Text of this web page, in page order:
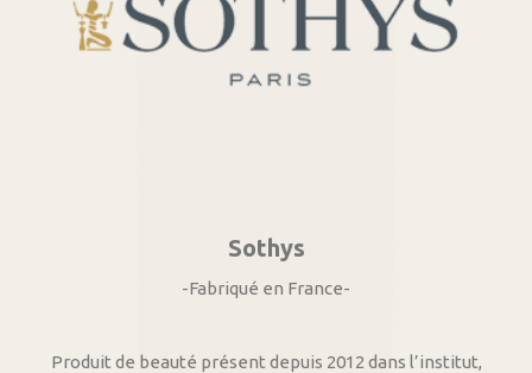
Sothys
-Fabriqué en France-
Produit de beauté présent depuis 2012 dans l’institut,